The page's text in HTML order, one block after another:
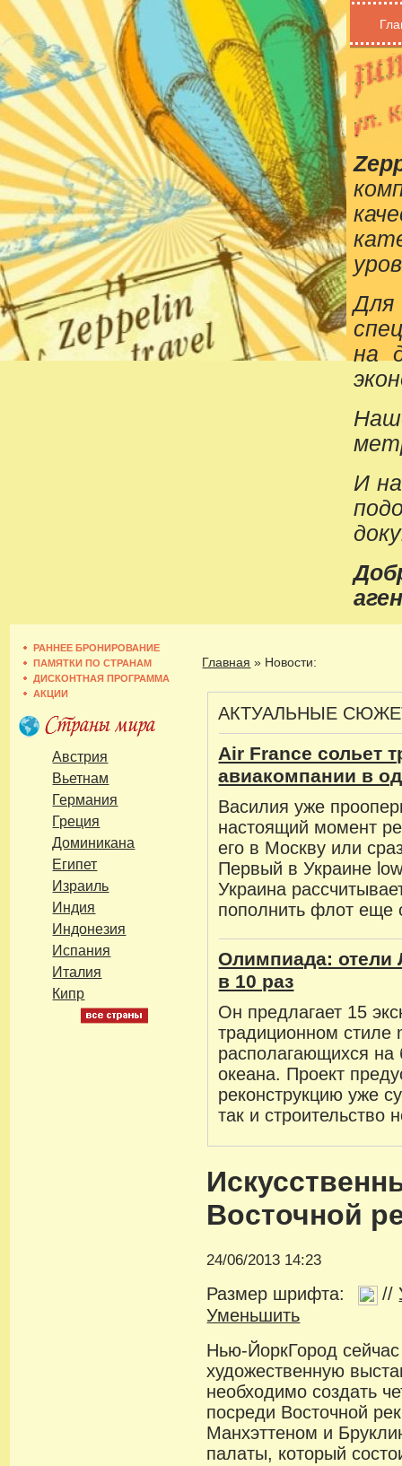
на
И
РАННЕЕ БРОНИРОВАНИЕ
ПАМЯТКИ ПО СТРАНАМ
ДИСКОНТНАЯ ПРОГРАММА
АКЦИИ
Австрия
Вьетнам
Германия
Греция
Доминикана
Египет
Израиль
Индия
Индонезия
Испания
Италия
Кипр
Главная » Новости:
АКТУАЛЬНЫЕ
Air France сольет
авиакомпании в
Василия уже
настоящий момент
его в Москву или
Первый в Украине
Украина
пополнить флот еще
Олимпиада: отели
в 10 раз
Он предлагает 15
традиционном стиле
располагающихся на
океана. Проект
реконструкцию уже
так и строительство
Восточной
24/06/2013 14:23
Размер шрифта: //
Уменьшить
Нью-ЙоркГород
художественную
необходимо создать
посреди Восточной
Манхэттеном и
палаты, который